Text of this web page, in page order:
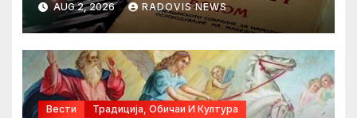
AUG 2, 2026 RADOVIS NEWS
Вести Традиција, Обичаи И Култура